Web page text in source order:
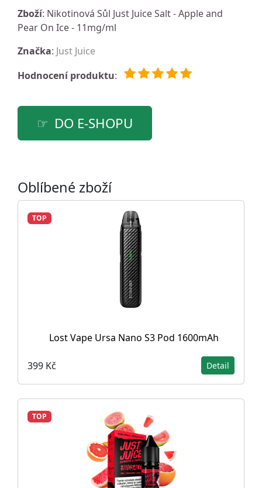
Zboží: Nikotinová Sůl Just Juice Salt - Apple and
Pear On Ice - 11mg/ml
Značka: Just Juice
Hodnocení produktu:
DO E-SHOPU
Oblíbené zboží
TOP
Lost Vape Ursa Nano S3 Pod 1600mAh
399 Kč Detail
TOP